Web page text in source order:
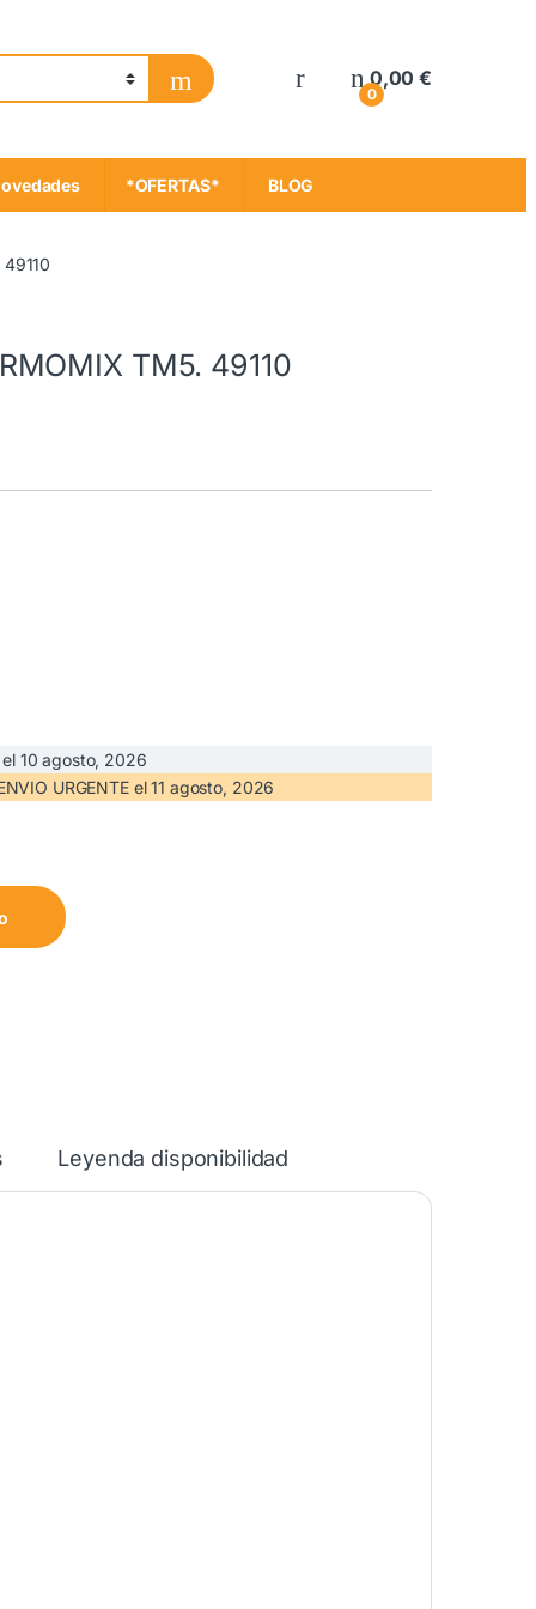
My Account
0
0,00€
*OFERTAS* BLOG
TM5. 49110
10 agosto, 2026
URGENTE el11 agosto, 2026
Leyenda disponibilidad